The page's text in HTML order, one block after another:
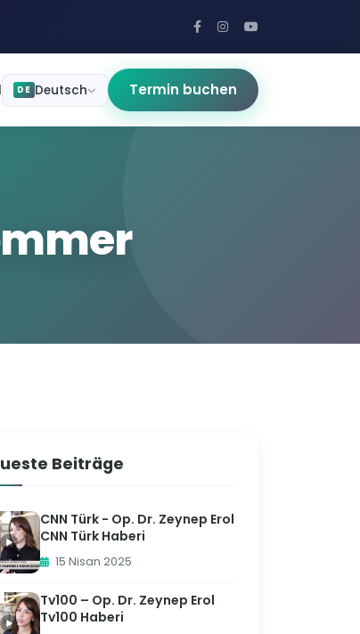
DE Deutsch Termin buchen
Beiträge
CNN Türk - Op. Dr. Zeynep Erol
CNN Türk Haberi
15 Nisan 2025
Tv100 – Op. Dr. Zeynep Erol
Tv100 Haberi